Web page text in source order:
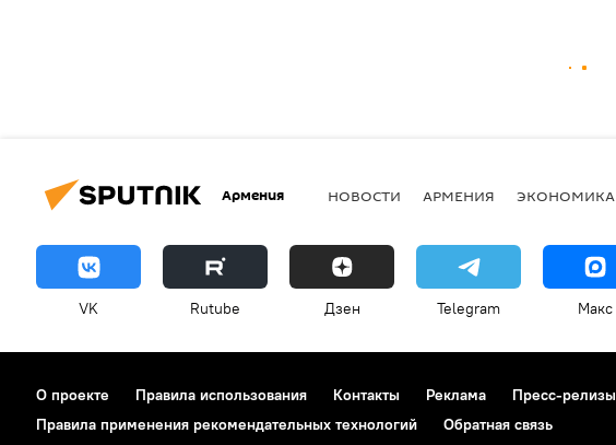
Армения НОВОСТИ АРМЕНИЯ ЭКОНОМИКА
VK Rutube Дзен Telegram Макс
О проекте Правила использования Контакты Реклама Пресс-релизы
Правила применения рекомендательных технологий
Обратная связь